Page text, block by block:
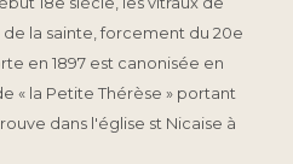
la sainte, forcement du 20e
en 1897 est canonisée en
« la Petite Thérèse » portant
dans l'église st Nicaise à